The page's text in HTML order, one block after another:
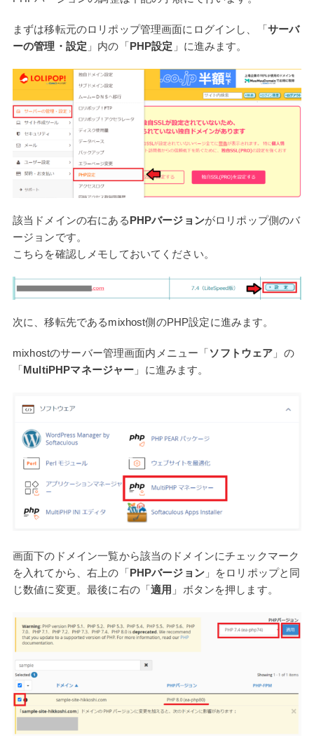
まずは移転元のロリポップ管理画面にログインし、「サーバ
ーの管理・設定 」内の「PHP設定 」に進みます。
該当ドメインの右にあるPHPバージョンがロリポップ側のバ
ージョンです。
こちらを確認しメモしておいてください。
次に、移転先であるmixhost側のPHP設定に進みます。
mixhostのサーバー管理画面内メニュー「ソフトウェア 」の
「MultiPHPマネージャー 」に進みます。
画面下のドメイン一覧から該当のドメインにチェックマーク
を入れてから、右上の「PHPバージョン」をロリポップと同
じ数値に変更。最後に右の「適用 」ボタンを押します。